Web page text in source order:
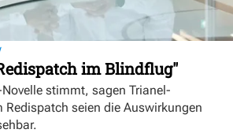
im Blindflug"
stimmt, sagen Trianel-
Redispatch seien die Auswirkungen